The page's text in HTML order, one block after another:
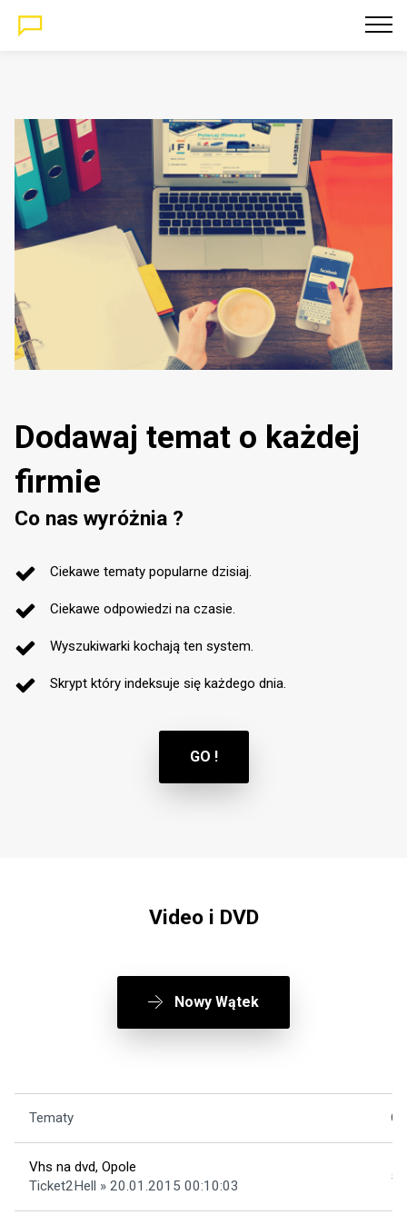
Dodawaj temat o każdej
firmie
Co nas wyróżnia ?
Ciekawe tematy popularne dzisiaj.
Ciekawe odpowiedzi na czasie.
Wyszukiwarki kochają ten system.
Skrypt który indeksuje się każdego dnia.
GO !
Video i DVD
Nowy Wątek
Tematy
Vhs na dvd, Opole
Ticket2Hell » 20.01.2015 00:10:03
5